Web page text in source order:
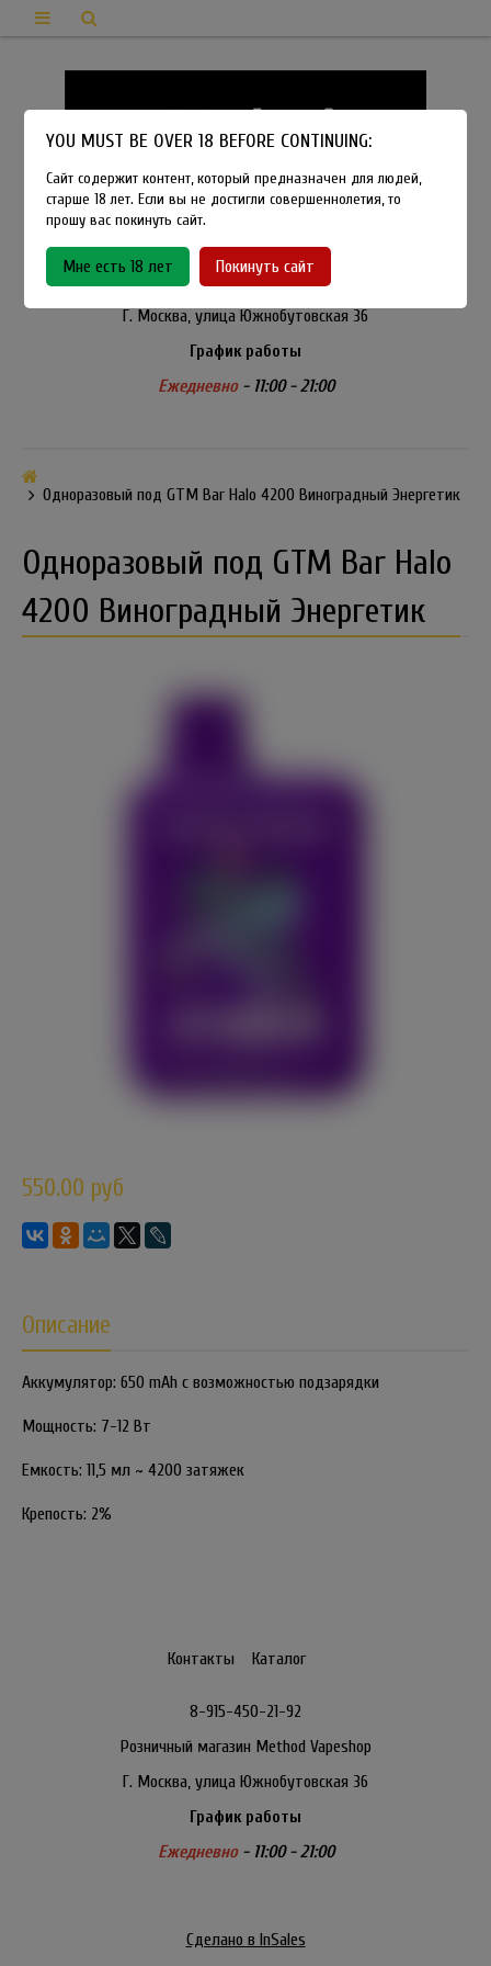
8-915-450-21-92
Розничный магазин Method Vapeshop
Г. Москва, улица Южнобутовская 36
График работы
Ежедневно- 11:00 - 21:00
Одноразовый под GTM Bar Halo 4200 Виноградный Энергетик
Одноразовый под GTM Bar Halo
4200 Виноградный Энергетик
550.00 руб
Описание
Аккумулятор: 650 mAh с возможностью подзарядки
Мощность: 7-12 Вт
Емкость: 11,5 мл ~ 4200 затяжек
Крепость: 2%
Контакты Каталог
8-915-450-21-92
Розничный магазин Method Vapeshop
Г. Москва, улица Южнобутовская 36
График работы
Ежедневно- 11:00 - 21:00
Сделано в InSales
YOU MUST BE OVER 18 BEFORE CONTINUING:
Сайт содержит контент, который предназначен для людей,
старше 18 лет. Если вы не достигли совершеннолетия, то
прошу вас покинуть сайт.
Мне есть 18 лет Покинуть сайт